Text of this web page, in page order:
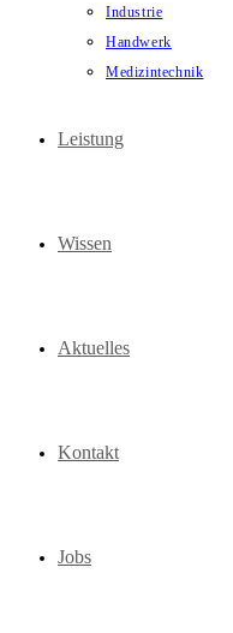
Industrie
Handwerk
Medizintechnik
Leistung
Wissen
Aktuelles
Kontakt
Jobs